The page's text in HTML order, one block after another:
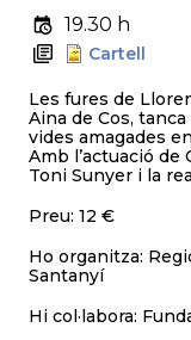
19.30 h
Cartell
Les fures de
Aina de Cos,
vides amagades
Amb l’actuació de
Toni Sunyer i la
Preu: 12 €
Ho organitza:
Santanyí
Hi col·labora: